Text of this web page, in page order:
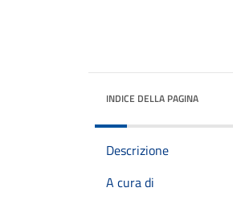
INDICE DELLA PAGINA
Descrizione
A cura di